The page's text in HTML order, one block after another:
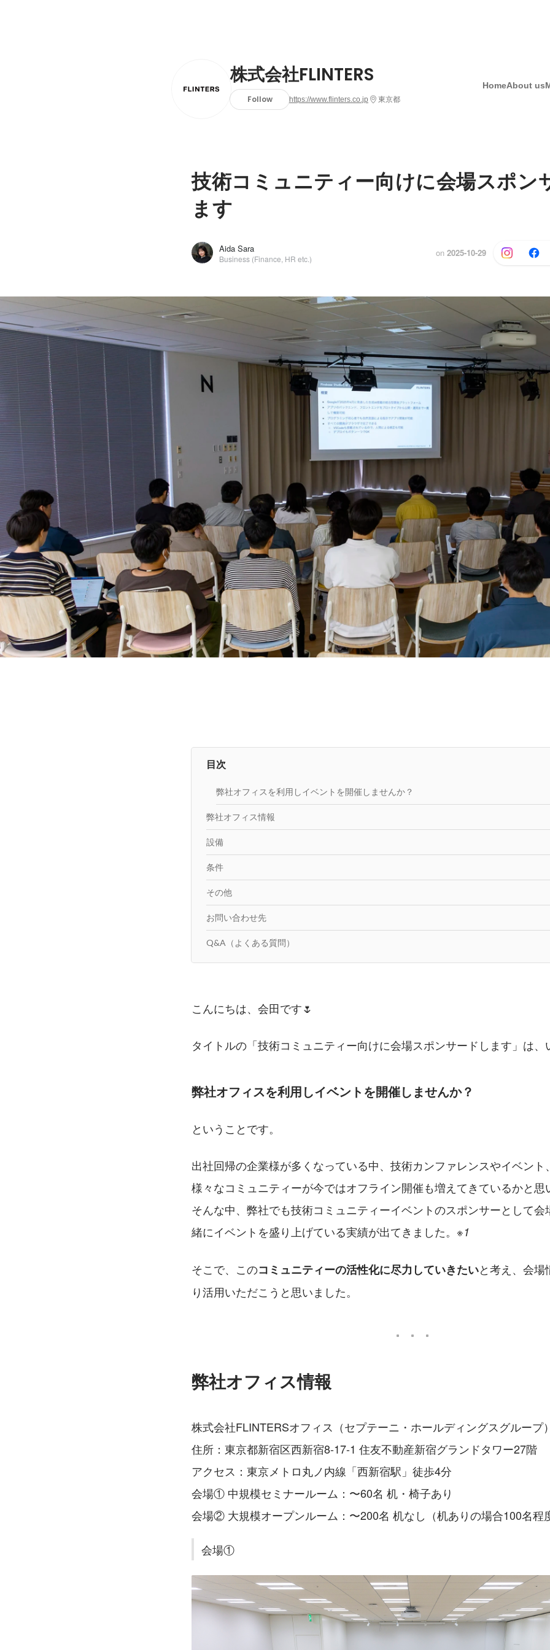
株式会社FLINTERS
Follow https://www.flinters.co.jp 東京都
HomeAbout us
技術コミュニティー向けに会場スポン
ます
Aida Sara
Business (Finance, HR etc.)
on 2025-10-29
目次
弊社オフィスを利用しイベントを開催しませんか？
弊社オフィス情報
設備
条件
その他
お問い合わせ先
Q&A（よくある質問）
こんにちは、会田です🌷
タイトルの「技術コミュニティー向けに会場スポンサードします」は、
弊社オフィスを利用しイベントを開催しませんか？
ということです。
出社回帰の企業様が多くなっている中、技術カンファレンスやイベント
様々なコミュニティーが今ではオフライン開催も増えてきているかと思
そんな中、弊社でも技術コミュニティーイベントのスポンサーとして会
緒にイベントを盛り上げている実績が出てきました。 ※1
そこで、このコミュニティーの活性化に尽力していきたいと考え、会
り活用いただこうと思いました。
弊社オフィス情報
株式会社FLINTERSオフィス（セプテーニ・ホールディングスグループ
住所：東京都新宿区西新宿8-17-1 住友不動産新宿グランドタワー27階
アクセス：東京メトロ丸ノ内線「西新宿駅」徒歩4分
会場① 中規模セミナールーム：〜60名 机・椅子あり
会場② 大規模オープンルーム：〜200名 机なし（机ありの場合100名程
会場①
Aida Sara
株式会社FLINTERS / Business (Finance, HR etc.)